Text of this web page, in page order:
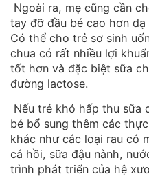
Ngoài ra, mẹ cũng cần
tay đỡ đầu bé cao hơn dạ
Có thể cho trẻ sơ sinh
chua có rất nhiều lợi
tốt hơn và đặc biệt sữa
đường lactose.
Nếu trẻ khó hấp thu sữa
bé bổ sung thêm các
khác như các loại rau có
cá hồi, sữa đậu nành,
trình phát triển của hệ